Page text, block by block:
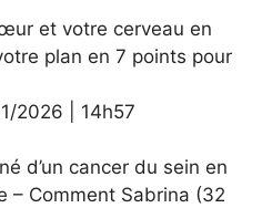
et votre cerveau en
plan en 7 points pour
2026 14h57
d’un cancer du sein en
– Comment Sabrina (32